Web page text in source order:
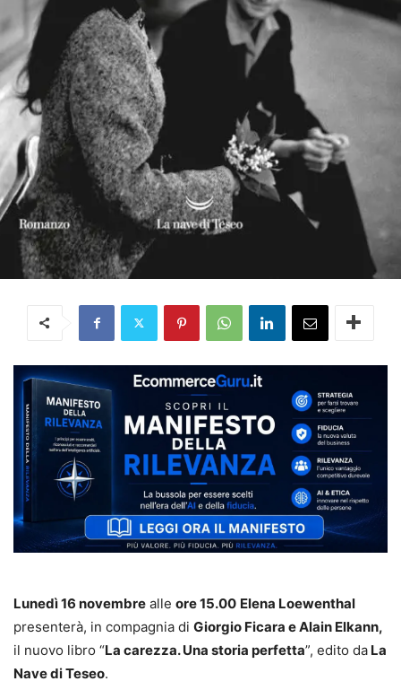
Lunedì 16 novembre alle ore 15.00 Elena Loewenthal
presenterà, in compagnia di Giorgio Ficara e Alain Elkann,
il nuovo libro “La carezza. Una storia perfetta”, edito da La
Nave di Teseo.